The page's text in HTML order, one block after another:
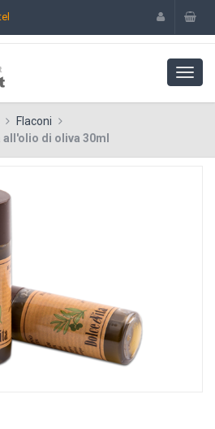
Flaconi
di oliva 30ml